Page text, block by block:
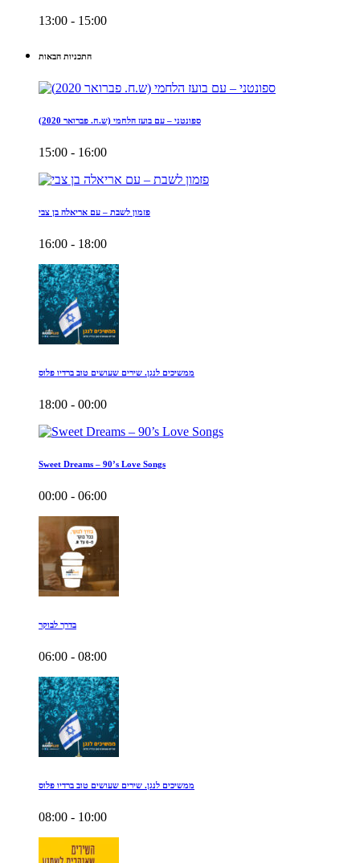
13:00 - 15:00
התכניות הבאות
ספונטני – עם בועז הלחמי (ש.ח. פברואר 2020)
15:00 - 16:00
פזמון לשבת – עם אריאלה בן צבי
16:00 - 18:00
ממשיכים לנגן. שירים שעושים טוב ברדיו פלוס
18:00 - 00:00
Sweet Dreams – 90’s Love Songs
00:00 - 06:00
בדרך לבוקר
06:00 - 08:00
ממשיכים לנגן. שירים שעושים טוב ברדיו פלוס
08:00 - 10:00